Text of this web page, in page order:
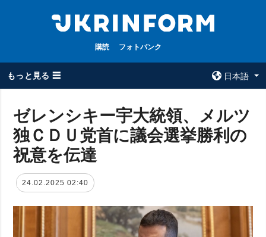
購読 フォトバンク
もっと見る ☰
日本語
全てのトピック
戦争
政治
経済・復興
防衛
ウクルインフォ
ゼレンシキー宇大統領、メルツ
独ＣＤＵ党首に議会選挙勝利の
祝意を伝達
24.02.2025 02:40